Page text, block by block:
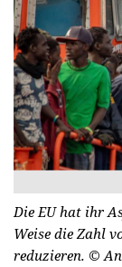
Die EU hat ihr
Weise die Zahl
reduzieren. ©